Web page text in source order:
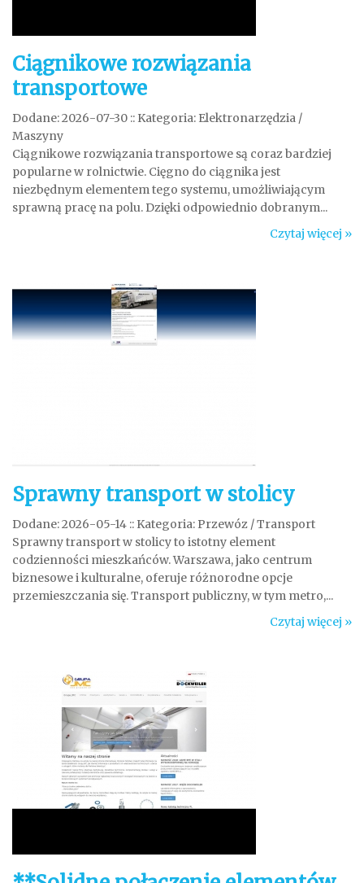
Ciągnikowe rozwiązania
transportowe
Dodane: 2026-07-30 :: Kategoria: Elektronarzędzia /
Maszyny
Ciągnikowe rozwiązania transportowe są coraz bardziej
popularne w rolnictwie. Cięgno do ciągnika jest
niezbędnym elementem tego systemu, umożliwiającym
sprawną pracę na polu. Dzięki odpowiednio dobranym...
Czytaj więcej »
Sprawny transport w stolicy
Dodane: 2026-05-14 :: Kategoria: Przewóz / Transport
Sprawny transport w stolicy to istotny element
codzienności mieszkańców. Warszawa, jako centrum
biznesowe i kulturalne, oferuje różnorodne opcje
przemieszczania się. Transport publiczny, w tym metro,...
Czytaj więcej »